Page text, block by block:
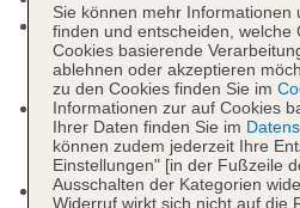
Pool: saisonabhängig;
Gebühr, Outdoor,
Gebühr, Sonnenschirme:
Pool „piscina interior“:
Gebühr, Indoor,
Gebühr
Kinderpool:
Sie können mehr Informationen
finden und entscheiden, welche
Cookies basierende
ablehnen oder akzeptieren
zu den Cookies finden Sie im
Informationen zur auf Cookies
Ihrer Daten finden Sie im
können zudem jederzeit Ihre
Einstellungen" [in der Fußzeile
Ausschalten der Kategorien
Widerruf wirkt sich nicht auf die